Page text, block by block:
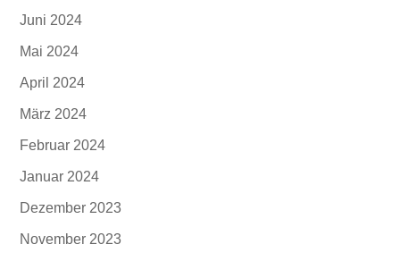
Juni 2024
Mai 2024
April 2024
März 2024
Februar 2024
Januar 2024
Dezember 2023
November 2023